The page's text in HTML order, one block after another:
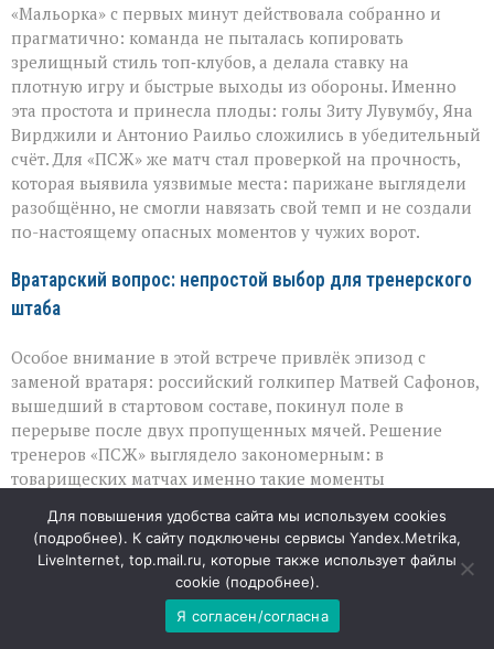
«Мальорка» с первых минут действовала собранно и
прагматично: команда не пыталась копировать
зрелищный стиль топ‑клубов, а делала ставку на
плотную игру и быстрые выходы из обороны. Именно
эта простота и принесла плоды: голы Зиту Лувумбу, Яна
Вирджили и Антонио Раильо сложились в убедительный
счёт. Для «ПСЖ» же матч стал проверкой на прочность,
которая выявила уязвимые места: парижане выглядели
разобщённо, не смогли навязать свой темп и не создали
по-настоящему опасных моментов у чужих ворот.
Вратарский вопрос: непростой выбор для тренерского
штаба
Особое внимание в этой встрече привлёк эпизод с
заменой вратаря: российский голкипер Матвей Сафонов,
вышедший в стартовом составе, покинул поле в
перерыве после двух пропущенных мячей. Решение
тренеров «ПСЖ» выглядело закономерным: в
товарищеских матчах именно такие моменты
не рисковать здоровьем игроков. На второй тайм в
ворота встал Люка Шевалье — и хотя счёт всё же стал
крупнее, для тренерского штаба важнее была
возможность оценить резервы и увидеть реальные
проблемы в обороне.
Для повышения удобства сайта мы используем cookies
(подробнее). К сайту подключены сервисы Yandex.Metrika,
LiveInternet, top.mail.ru, которые также использует файлы
cookie (подробнее).
Я согласен/согласна